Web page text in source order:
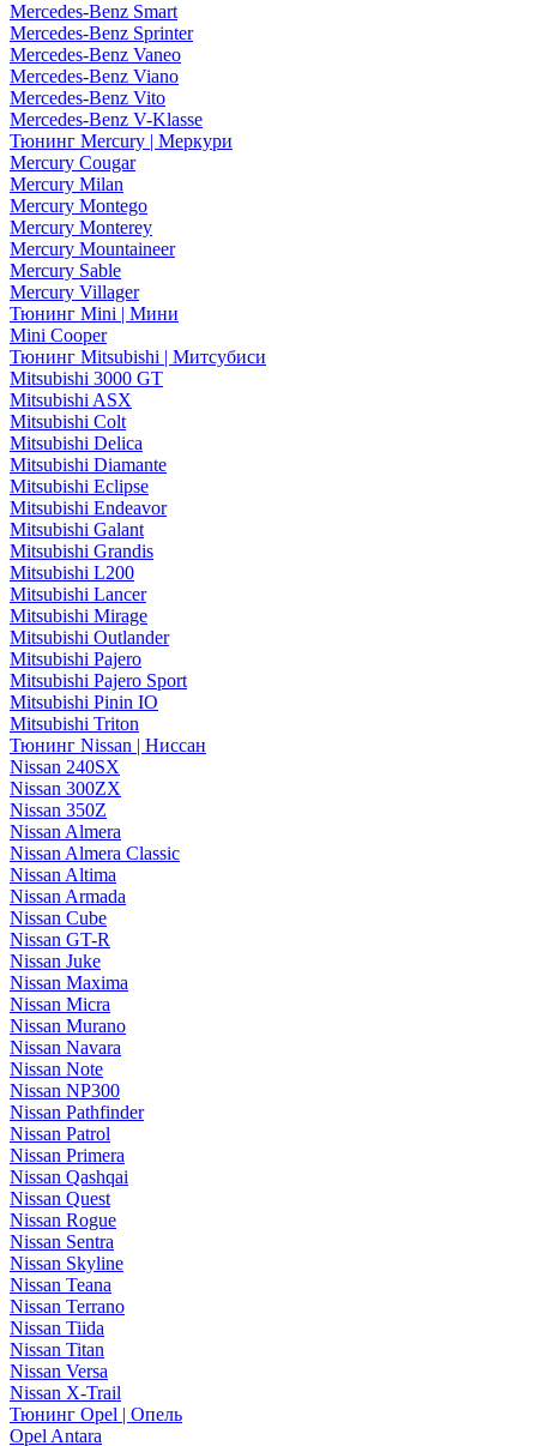
Mercedes-Benz Smart
Mercedes-Benz Sprinter
Mercedes-Benz Vaneo
Mercedes-Benz Viano
Mercedes-Benz Vito
Mercedes-Benz V-Klasse
Тюнинг Mercury | Меркури
Mercury Cougar
Mercury Milan
Mercury Montego
Mercury Monterey
Mercury Mountaineer
Mercury Sable
Mercury Villager
Тюнинг Mini | Мини
Mini Cooper
Тюнинг Mitsubishi | Митсубиси
Mitsubishi 3000 GT
Mitsubishi ASX
Mitsubishi Colt
Mitsubishi Delica
Mitsubishi Diamante
Mitsubishi Eclipse
Mitsubishi Endeavor
Mitsubishi Galant
Mitsubishi Grandis
Mitsubishi L200
Mitsubishi Lancer
Mitsubishi Mirage
Mitsubishi Outlander
Mitsubishi Pajero
Mitsubishi Pajero Sport
Mitsubishi Pinin IO
Mitsubishi Triton
Тюнинг Nissan | Ниссан
Nissan 240SX
Nissan 300ZX
Nissan 350Z
Nissan Almera
Nissan Almera Classic
Nissan Altima
Nissan Armada
Nissan Cube
Nissan GT-R
Nissan Juke
Nissan Maxima
Nissan Micra
Nissan Murano
Nissan Navara
Nissan Note
Nissan NP300
Nissan Pathfinder
Nissan Patrol
Nissan Primera
Nissan Qashqai
Nissan Quest
Nissan Rogue
Nissan Sentra
Nissan Skyline
Nissan Teana
Nissan Terrano
Nissan Tiida
Nissan Titan
Nissan Versa
Nissan X-Trail
Тюнинг Opel | Опель
Opel Antara